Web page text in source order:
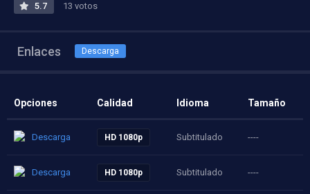
5.7 13 votos
Enlaces Descarga
Opciones Calidad Idioma Tamaño
Descarga HD 1080p Subtitulado ----
Descarga HD 1080p Subtitulado ----